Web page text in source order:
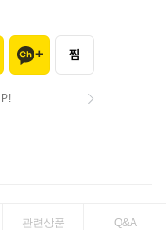
관련상품 Q&A